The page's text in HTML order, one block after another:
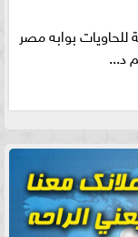
للحاويات بوابه مصر
د...